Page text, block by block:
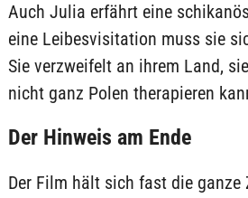
Auch Julia erfährt eine
eine Leibesvisitation muss sie
Sie verzweifelt an ihrem Land,
nicht ganz Polen therapieren
Der Hinweis am Ende
Der Film hält sich fast die